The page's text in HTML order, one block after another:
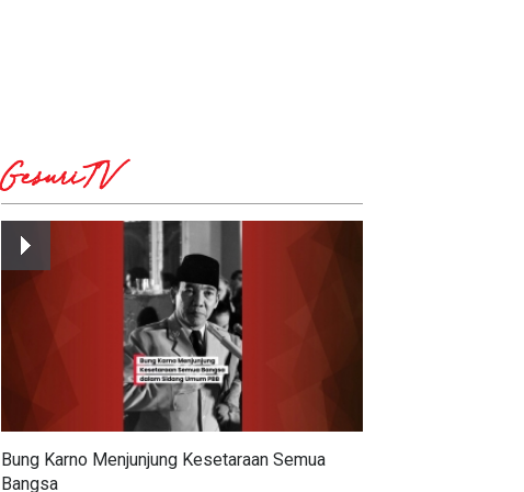
GesuriTV
Bung Karno Menjunjung Kesetaraan Semua
Bangsa